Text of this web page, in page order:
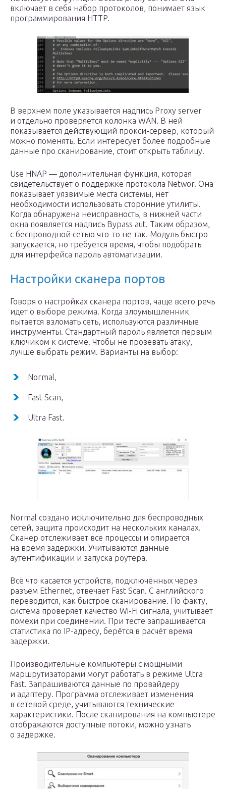
включает в себя набор протоколов, понимает язык
программирования HTTP.
В верхнем поле указывается надпись Proxy server
и отдельно проверяется колонка WAN. В ней
показывается действующий прокси-сервер, который
можно поменять. Если интересует более подробные
данные про сканирование, стоит открыть таблицу.
Use HNAP — дополнительная функция, которая
свидетельствует о поддержке протокола Networ. Она
показывает уязвимые места системы, нет
необходимости использовать сторонние утилиты.
Когда обнаружена неисправность, в нижней части
окна появляется надпись Bypass aut. Таким образом,
с беспроводной сетью что-то не так. Модуль быстро
запускается, но требуется время, чтобы подобрать
для интерфейса пароль автоматизации.
Настройки сканера портов
Говоря о настройках сканера портов, чаще всего речь
идет о выборе режима. Когда злоумышленник
пытается взломать сеть, используются различные
инструменты. Стандартный пароль является первым
ключиком к системе. Чтобы не прозевать атаку,
лучше выбрать режим. Варианты на выбор:
Normal,
Fast Scan,
Ultra Fast.
Normal создано исключительно для беспроводных
сетей, защита происходит на нескольких каналах.
Сканер отслеживает все процессы и опирается
на время задержки. Учитываются данные
аутентификации и запуска роутера.
Всё что касается устройств, подключённых через
разъем Ethernet, отвечает Fast Scan. С английского
переводится, как быстрое сканирование. По факту,
система проверяет качество Wi-Fi сигнала, учитывает
помехи при соединении. При тесте запрашивается
статистика по IP-адресу, берётся в расчёт время
задержки.
Производительные компьютеры с мощными
маршрутизаторами могут работать в режиме Ultra
Fast. Запрашиваются данные по провайдеру
и адаптеру. Программа отслеживает изменения
в сетевой среде, учитываются технические
характеристики. После сканирования на компьютере
отображаются доступные потоки, можно узнать
о задержке.